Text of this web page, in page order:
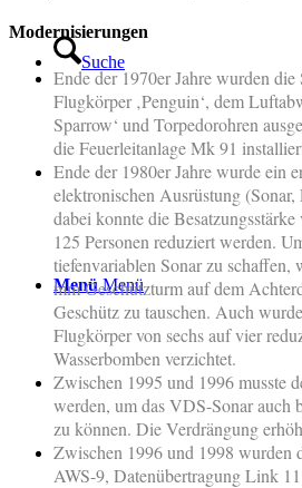
Suche
Menü Menü
Modernisierungen
Ende der 1970er Jahre wurden
Flugkörper ‚Penguin‘, dem
Sparrow‘ und Torpedorohren
die Feuerleitanlage Mk 91
Ende der 1980er Jahre wurde ein
elektronischen Ausrüstung
dabei konnte die
125 Personen reduziert werden.
tiefenvariablen Sonar zu schaffen,
mm Geschützturm auf dem
Geschütz zu tauschen. Auch
Flugkörper von sechs auf vier
Wasserbomben verzichtet.
Zwischen 1995 und 1996 musste
werden, um das VDS-Sonar auch
zu können. Die Verdrängung
Zwischen 1996 und 1998 wurden
AWS-9, Datenübertragung Link